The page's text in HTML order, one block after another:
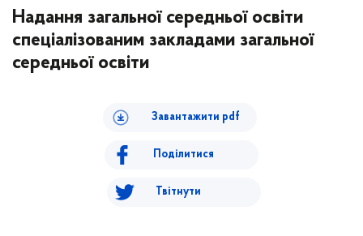
Надання загальної середньої освіти
спеціалізованим закладами загальної
середньої освіти
Завантажити pdf
Поділитися
Твітнути